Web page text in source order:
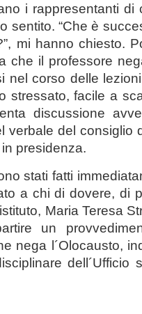
i rappresentanti
sentito. “Che è
mi hanno chiesto.
che il professore
nel corso delle
stressato, facile a
discussione
verbale del consiglio
presidenza.
stati fatti
a chi di dovere, di
Maria Teresa
un
nega l´Olocausto,
dell´Ufficio